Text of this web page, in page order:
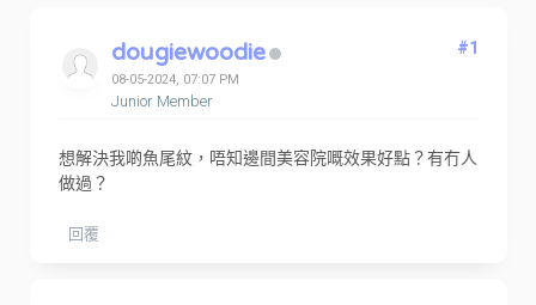
dougiewoodie
08-05-2024, 07:07 PM
Junior Member
#1
想解決我啲魚尾紋，唔知邊間美容院嘅效果好點？有冇人
做過？
回覆